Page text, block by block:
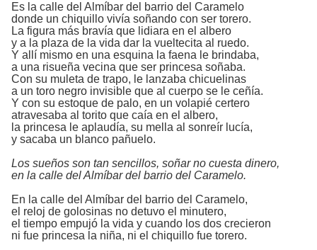
Es la calle del Almíbar del barrio del Caramelo
donde un chiquillo vivía soñando con ser torero.
La figura más bravía que lidiara en el albero
y a la plaza de la vida dar la vueltecita al ruedo.
Y allí mismo en una esquina la faena le brindaba,
a una risueña vecina que ser princesa soñaba.
Con su muleta de trapo, le lanzaba chicuelinas
a un toro negro invisible que al cuerpo se le ceñía.
Y con su estoque de palo, en un volapié certero
atravesaba al torito que caía en el albero,
la princesa le aplaudía, su mella al sonreír lucía,
y sacaba un blanco pañuelo.
Los sueños son tan sencillos, soñar no cuesta dinero,
en la calle del Almíbar del barrio del Caramelo.
En la calle del Almíbar del barrio del Caramelo,
el reloj de golosinas no detuvo el minutero,
el tiempo empujó la vida y cuando los dos crecieron
ni fue princesa la niña, ni el chiquillo fue torero.